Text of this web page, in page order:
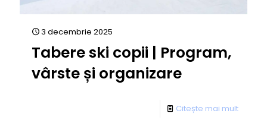
3 decembrie 2025
Tabere ski copii | Program,
vârste și organizare
Citește mai mult